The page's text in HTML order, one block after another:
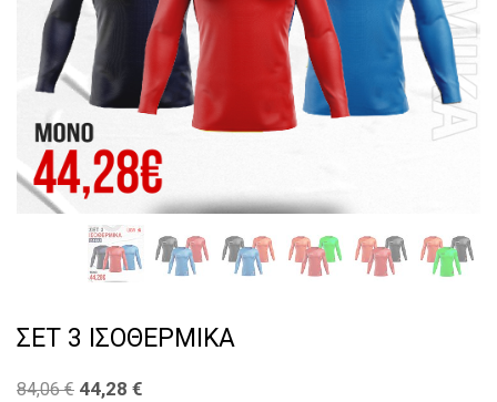
ΣΕΤ 3 ΙΣΟΘΕΡΜΙΚΑ
84,06€ 44,28 €